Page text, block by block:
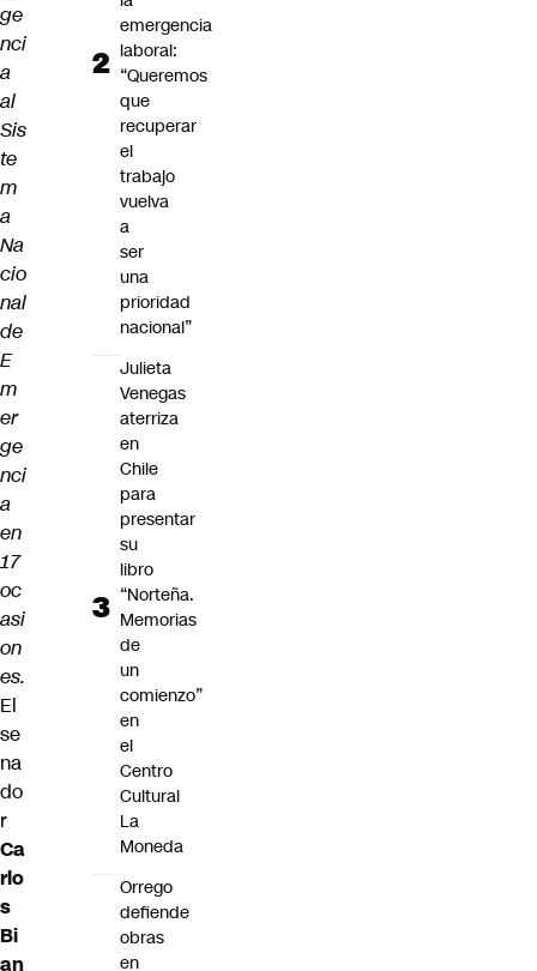
ge
nci
a
al
Sis
te
m
a
Na
cio
nal
de
E
m
er
ge
nci
a
en
17
oc
asi
on
es.
El
se
na
do
r
Ca
rlo
s
Bi
an
emergencia
laboral:
“Queremos
que
recuperar
el
trabajo
vuelva
a
ser
una
prioridad
nacional”
Julieta
Venegas
aterriza
en
Chile
para
presentar
su
libro
“Norteña.
Memorias
de
un
comienzo”
en
el
Centro
Cultural
La
Moneda
Orrego
defiende
obras
en